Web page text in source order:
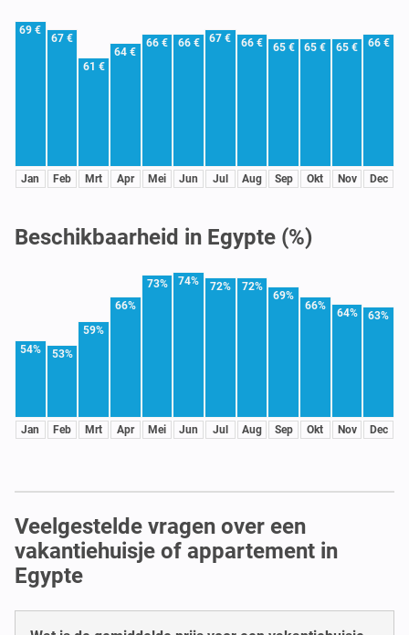
69 €
Jan
67 €
Feb
61 €
Mrt
64 €
Apr
66 €
Mei
66 €
Jun
67 €
Jul
66 €
Aug
65 €
Sep
65 €
Okt
65 €
Nov
66 €
Dec
Beschikbaarheid in Egypte (%)
54%
Jan
53%
Feb
59%
Mrt
66%
Apr
73%
Mei
74%
Jun
72%
Jul
72%
Aug
69%
Sep
66%
Okt
64%
Nov
63%
Dec
Veelgestelde vragen over een
vakantiehuisje of appartement in
Egypte